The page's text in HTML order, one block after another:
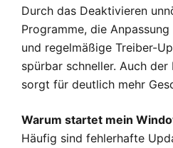
Durch das Deaktivieren
Programme, die
und regelmäßige Treiber-
spürbar schneller. Auch der
sorgt für deutlich mehr
Warum startet mein
Häufig sind fehlerhafte